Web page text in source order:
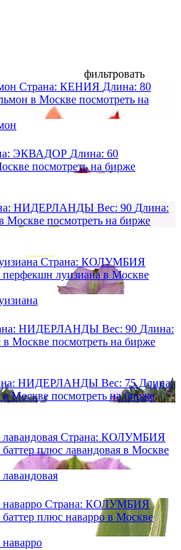
фильтровать
Страна: КЕНИЯ Длина: 80
посмотреть на
ЭКВАДОР Длина: 60
посмотреть на бирже
НИДЕРЛАНДЫ Вес: 90 Длина:
посмотреть на бирже
Страна: КОЛУМБИЯ
НИДЕРЛАНДЫ Вес: 90 Длина:
посмотреть на бирже
НИДЕРЛАНДЫ Вес: 75 Длина:
посмотреть на бирже
Страна: КОЛУМБИЯ
Страна: КОЛУМБИЯ